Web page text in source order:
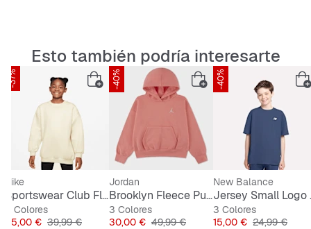
Bolsillo canguro para cosas pequeñas
Elástico y transpirable
Fácil de cuidar y resistente
Esto también podría interesarte
-37%
Nike
Sportswear Club Fleece Oversized Crew
5 Colores
Precio
25,00 € Precio original
39,99 €
-40%
Jordan
Brooklyn Fleece Pullover Hoodie
3 Colores
Precio
30,00 € Precio original
49,99 €
-40%
New Balance
3 Colores
Precio
15,00 € Precio
24,99 €